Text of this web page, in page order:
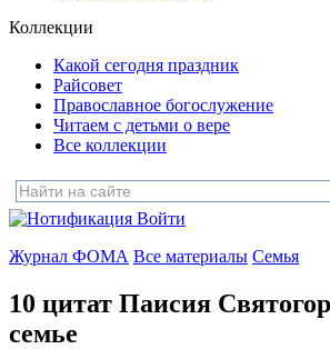
Коллекции
Какой сегодня праздник
Райсовет
Православное богослужение
Читаем с детьми о вере
Все коллекции
Войти
Журнал ФОМА Все материалы Семья
10 цитат Паисия
семье